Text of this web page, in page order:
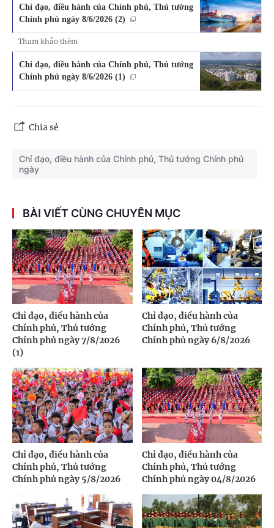
Chỉ đạo, điều hành của Chính phủ, Thủ tướng
Chính phủ ngày 8/6/2026 (2)
Tham khảo thêm
Chỉ đạo, điều hành của Chính phủ, Thủ tướng
Chính phủ ngày 8/6/2026 (1)
Chia sẻ
Chỉ đạo, điều hành của Chính phủ, Thủ tướng Chính phủ
ngày
BÀI VIẾT CÙNG CHUYÊN MỤC
Chỉ đạo, điều hành của
Chính phủ, Thủ tướng
Chính phủ ngày 7/8/2026
(1)
Chỉ đạo, điều hành của
Chính phủ, Thủ tướng
Chính phủ ngày 6/8/2026
Chỉ đạo, điều hành của
Chính phủ, Thủ tướng
Chính phủ ngày 5/8/2026
Chỉ đạo, điều hành của
Chính phủ, Thủ tướng
Chính phủ ngày 04/8/2026